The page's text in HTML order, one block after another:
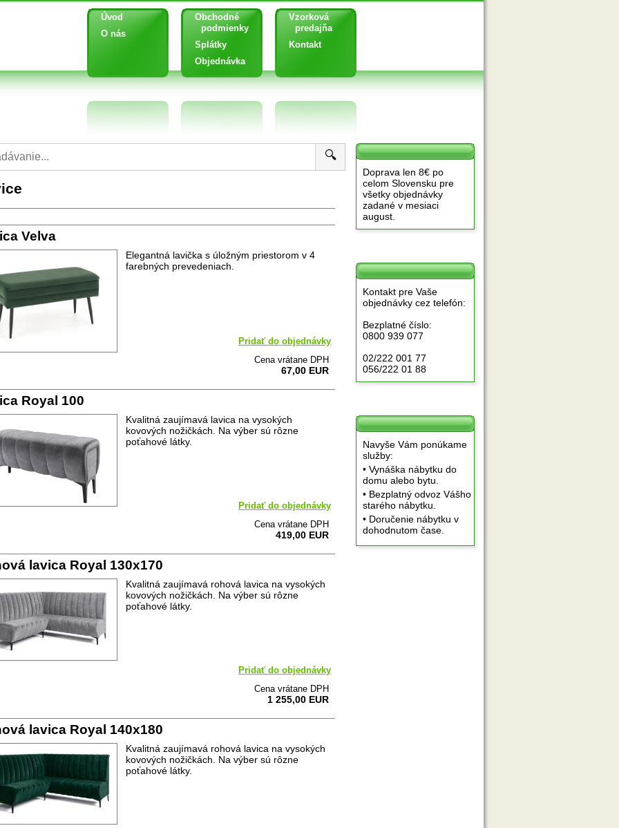
Úvod
O nás
Obchodné
podmienky
Splátky
Objednávka
Vzorková
predajňa
Kontakt
🔍
Velva
Elegantná lavička s úložným priestorom v 4
farebných prevedeniach.
Pridať do objednávky
Cena vrátane DPH
67,00 EUR
Royal 100
Kvalitná zaujímavá lavica na vysokých
kovových nožičkách. Na výber sú rôzne
poťahové látky.
Pridať do objednávky
Cena vrátane DPH
419,00 EUR
lavica Royal 130x170
Kvalitná zaujímavá rohová lavica na vysokých
kovových nožičkách. Na výber sú rôzne
poťahové látky.
Pridať do objednávky
Cena vrátane DPH
1 255,00 EUR
lavica Royal 140x180
Kvalitná zaujímavá rohová lavica na vysokých
kovových nožičkách. Na výber sú rôzne
poťahové látky.
Doprava len 8€ po
celom Slovensku pre
všetky objednávky
zadané v mesiaci
august.
Kontakt pre Vaše
objednávky cez telefón:
Bezplatné číslo:
0800 939 077
02/222 001 77
056/222 01 88
Navyše Vám ponúkame
služby:
• Vynáška nábytku do
domu alebo bytu.
• Bezplatný odvoz Vášho
starého nábytku.
• Doručenie nábytku v
dohodnutom čase.